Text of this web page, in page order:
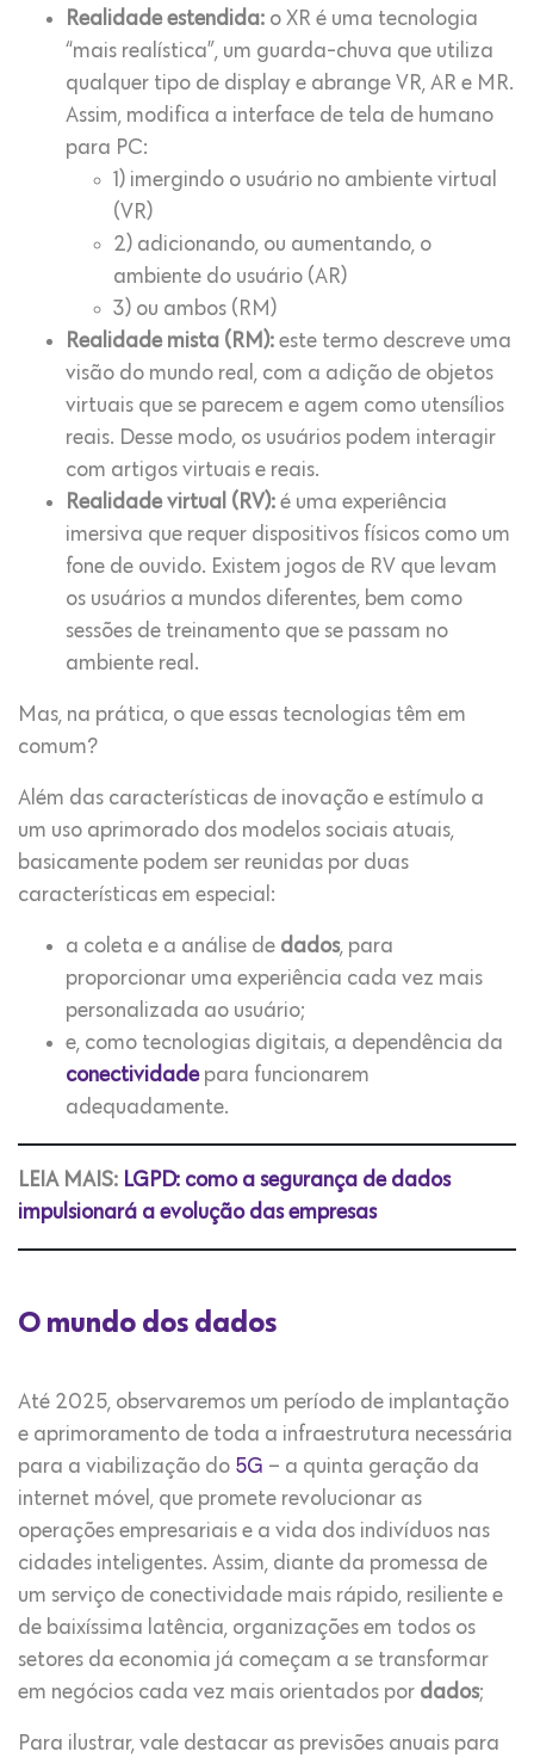
Realidade estendida: o XR é uma tecnologia
“mais realística”, um guarda-chuva que utiliza
qualquer tipo de display e abrange VR, AR e MR.
Assim, modifica a interface de tela de humano
para PC:
1) imergindo o usuário no ambiente virtual
(VR)
2) adicionando, ou aumentando, o
ambiente do usuário (AR)
3) ou ambos (RM)
Realidade mista (RM): este termo descreve uma
visão do mundo real, com a adição de objetos
virtuais que se parecem e agem como utensílios
reais. Desse modo, os usuários podem interagir
com artigos virtuais e reais.
Realidade virtual (RV): é uma experiência
imersiva que requer dispositivos físicos como um
fone de ouvido. Existem jogos de RV que levam
os usuários a mundos diferentes, bem como
sessões de treinamento que se passam no
ambiente real.
Mas, na prática, o que essas tecnologias têm em
comum?
Além das características de inovação e estímulo a
um uso aprimorado dos modelos sociais atuais,
basicamente podem ser reunidas por duas
características em especial:
a coleta e a análise de dados, para
proporcionar uma experiência cada vez mais
personalizada ao usuário;
e, como tecnologias digitais, a dependência da
conectividadepara funcionarem
adequadamente.
LEIA MAIS: LGPD: como a segurança de dados
impulsionará a evolução das empresas
O mundo dos dados
Até 2025, observaremos um período de implantação
e aprimoramento de toda a infraestrutura necessária
para a viabilização do 5G – a quinta geração da
internet móvel, que promete revolucionar as
operações empresariais e a vida dos indivíduos nas
cidades inteligentes. Assim, diante da promessa de
um serviço de conectividade mais rápido, resiliente e
de baixíssima latência, organizações em todos os
setores da economia já começam a se transformar
em negócios cada vez mais orientados por dados;
Para ilustrar, vale destacar as previsões anuais para